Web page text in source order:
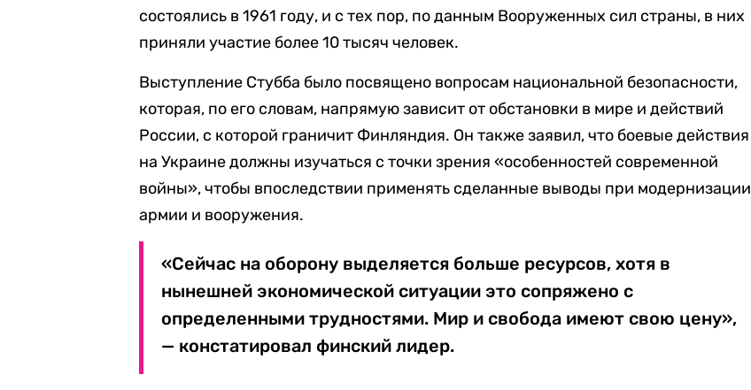
состоялись в 1961 году, и с тех пор, по данным Вооруженных сил страны, в них
приняли участие более 10 тысяч человек.
Выступление Стубба было посвящено вопросам национальной безопасности,
которая, по его словам, напрямую зависит от обстановки в мире и действий
России, с которой граничит Финляндия. Он также заявил, что боевые действия
на Украине должны изучаться с точки зрения «особенностей современной
войны», чтобы впоследствии применять сделанные выводы при модернизации
армии и вооружения.
«Сейчас на оборону выделяется больше ресурсов, хотя в
нынешней экономической ситуации это сопряжено с
определенными трудностями. Мир и свобода имеют свою цену»,
— констатировал финский лидер.